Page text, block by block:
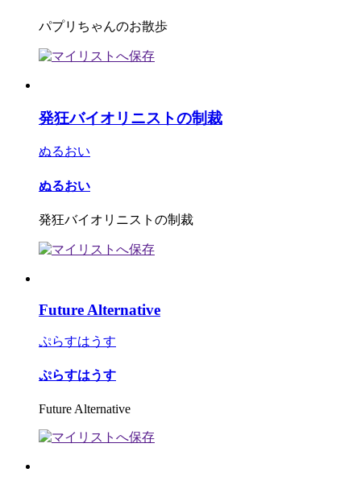
パプリちゃんのお散歩
発狂バイオリニストの制裁
ぬるおい
ぬるおい
発狂バイオリニストの制裁
Future Alternative
ぷらすはうす
ぷらすはうす
Future Alternative